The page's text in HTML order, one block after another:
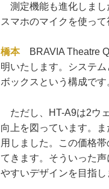
測定機能も進化しまし
スマホのマイクを使っ
橋本BRAVIA Theatre
明いたします。システ
ボックスという構成です
ただし、HT-A9は2ウ
向上を図っています。
用しました。この価格
てきます。そういった
やすいデザインを目指し